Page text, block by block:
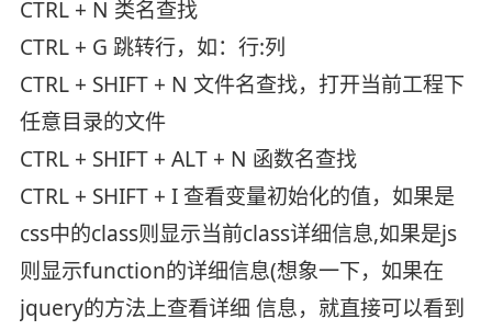
CTRL + N 类名查找
CTRL + G 跳转行，如：行:列
CTRL + SHIFT + N 文件名查找，打开当前工程下
任意目录的文件
CTRL + SHIFT + ALT + N 函数名查找
CTRL + SHIFT + I 查看变量初始化的值，如果是
css中的class则显示当前class详细信息,如果是js
则显示function的详细信息(想象一下，如果在
jquery的方法上查看详细 信息，就直接可以看到